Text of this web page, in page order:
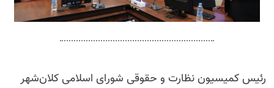
رئیس کمیسیون نظارت و حقوقی شورای اسلامی کلان‌شهر